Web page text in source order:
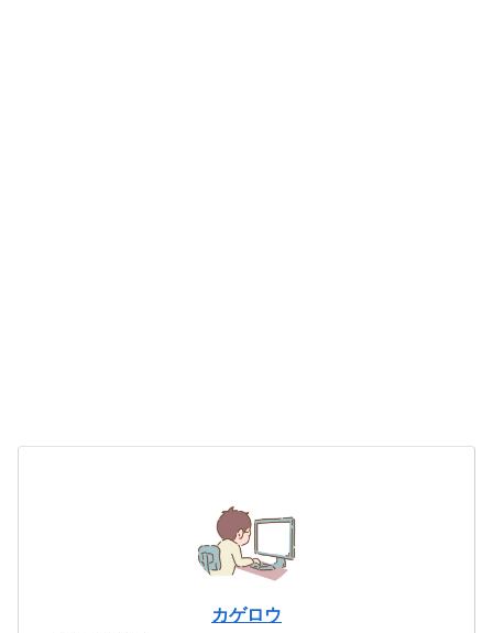
カゲロウ